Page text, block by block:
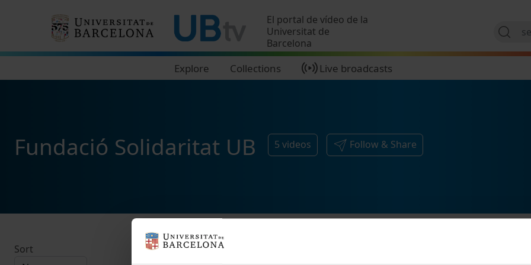
El portal de vídeo de la
Universitat de
Barcelona
Explore Collections Live broadcasts
Fundació Solidaritat UB 5 videos Follow & Share
Sort